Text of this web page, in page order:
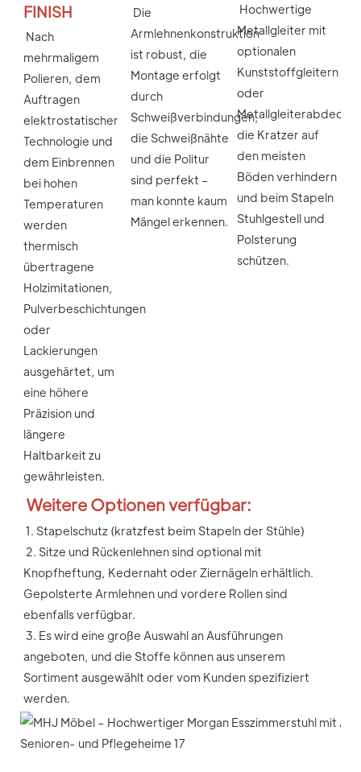
FINISH
Nach
mehrmaligem
Polieren, dem
Auftragen
elektrostatischer
Technologie und
dem Einbrennen
bei hohen
Temperaturen
werden
thermisch
übertragene
Holzimitationen,
Pulverbeschichtungen
oder
Lackierungen
ausgehärtet, um
eine höhere
Präzision und
längere
Haltbarkeit zu
gewährleisten.
Die
Armlehnenkonstruktion
ist robust, die
Montage erfolgt
durch
Schweißverbindungen,
die Schweißnähte
und die Politur
sind perfekt –
man konnte kaum
Mängel erkennen.
Hochwertige
Metallgleiter mit
optionalen
Kunststoffgleitern
oder
die Kratzer auf
den meisten
Böden verhindern
und beim Stapeln
Stuhlgestell und
Polsterung
schützen.
Weitere Optionen verfügbar:
1. Stapelschutz (kratzfest beim Stapeln der Stühle)
2. Sitze und Rückenlehnen sind optional mit
Knopfheftung, Kedernaht oder Ziernägeln erhältlich.
Gepolsterte Armlehnen und vordere Rollen sind
ebenfalls verfügbar.
3. Es wird eine große Auswahl an Ausführungen
angeboten, und die Stoffe können aus unserem
Sortiment ausgewählt oder vom Kunden spezifiziert
werden.